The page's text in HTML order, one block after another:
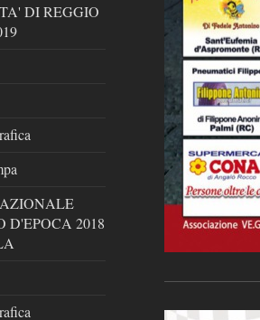
DI REGGIO
D'EPOCA 2018